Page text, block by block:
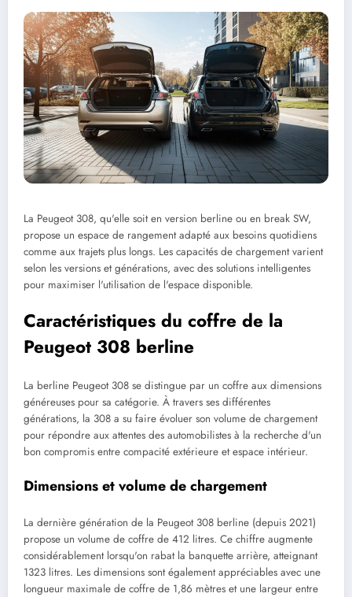
La Peugeot 308, qu'elle soit en version berline ou en break SW,
propose un espace de rangement adapté aux besoins quotidiens
comme aux trajets plus longs. Les capacités de chargement varient
selon les versions et générations, avec des solutions intelligentes
pour maximiser l'utilisation de l'espace disponible.
Caractéristiques du coffre de la
Peugeot 308 berline
La berline Peugeot 308 se distingue par un coffre aux dimensions
généreuses pour sa catégorie. À travers ses différentes
générations, la 308 a su faire évoluer son volume de chargement
pour répondre aux attentes des automobilistes à la recherche d'un
bon compromis entre compacité extérieure et espace intérieur.
Dimensions et volume de chargement
La dernière génération de la Peugeot 308 berline (depuis 2021)
propose un volume de coffre de 412 litres. Ce chiffre augmente
considérablement lorsqu'on rabat la banquette arrière, atteignant
1323 litres. Les dimensions sont également appréciables avec une
longueur maximale de coffre de 1,86 mètres et une largeur entre